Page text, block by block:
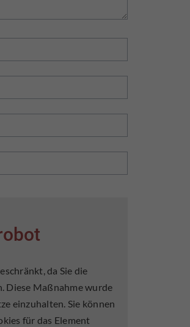
da Sie die
Diese Maßnahme wurde
einzuhalten. Sie können
für das Element